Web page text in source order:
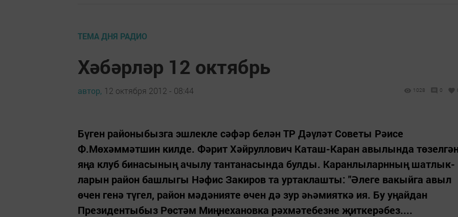
ТЕМА ДНЯ РАДИО
Хәбәрләр 12 октябрь
автор, 12 октября 2012 - 08:44 1028 0
Бүген районыбызга эшлекле сәфәр белән ТР Дәүләт Советы Рәисе
Ф.Мөхәммәтшин килде. Фәрит Хәйруллович Каташ-Каран авылында
яңа клуб бинасының ачылу тантанасында булды. Каранлыларнның шатлык­
ларын район башлыгы Нәфис Закиров та уртаклашты: "Әлеге вакыйга авыл
өчен генә түгел, ра­йон мәдәнияте өчен дә зур әһә­мияткә ия. Бу уңайдан
Президентыбыз Рөстәм Миңнехановка рәх­­мәтебезне җиткерәбез....